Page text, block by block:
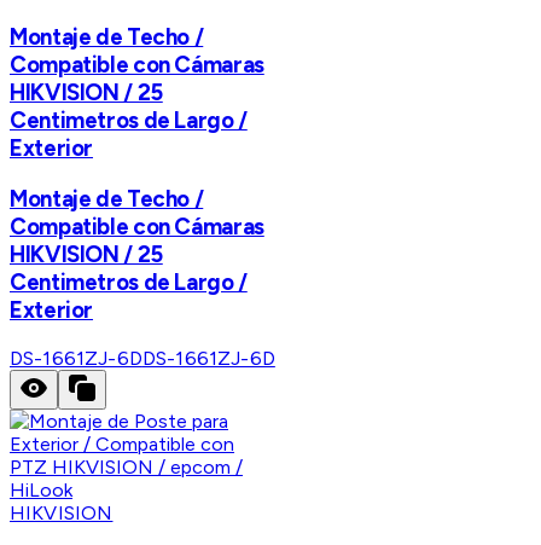
Montaje de Techo /
Compatible con Cámaras
HIKVISION / 25
Centimetros de Largo /
Exterior
Montaje de Techo /
Compatible con Cámaras
HIKVISION / 25
Centimetros de Largo /
Exterior
DS-1661ZJ-6DDS-1661ZJ-6D
HIKVISION